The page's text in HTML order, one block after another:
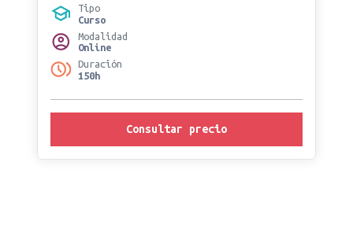
Tipo
Curso
Modalidad
Online
Duración
150h
Consultar precio